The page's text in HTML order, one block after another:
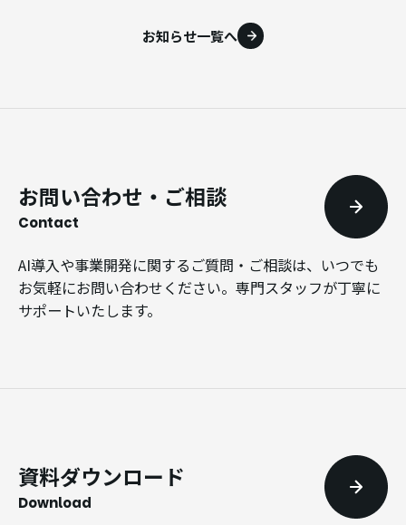
お知らせ一覧へ
お問い合わせ・ご相談
Contact
AI導入や事業開発に関するご質問・ご相談は、いつでも
お気軽にお問い合わせください。専門スタッフが丁寧に
サポートいたします。
資料ダウンロード
Download